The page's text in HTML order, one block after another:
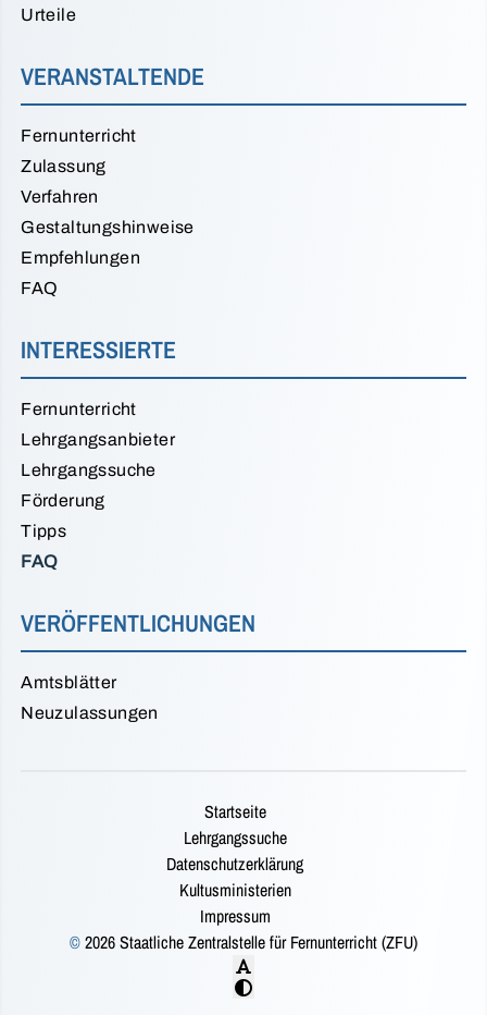
Urteile
VERANSTALTENDE
Fernunterricht
Zulassung
Verfahren
Gestaltungshinweise
Empfehlungen
FAQ
INTERESSIERTE
Fernunterricht
Lehrgangsanbieter
Lehrgangssuche
Förderung
Tipps
FAQ
VERÖFFENTLICHUNGEN
Amtsblätter
Neuzulassungen
Startseite
Lehrgangssuche
Datenschutzerklärung
Kultusministerien
Impressum
©2026 Staatliche Zentralstelle für Fernunterricht (ZFU)